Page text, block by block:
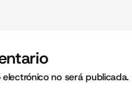
no será publicada.